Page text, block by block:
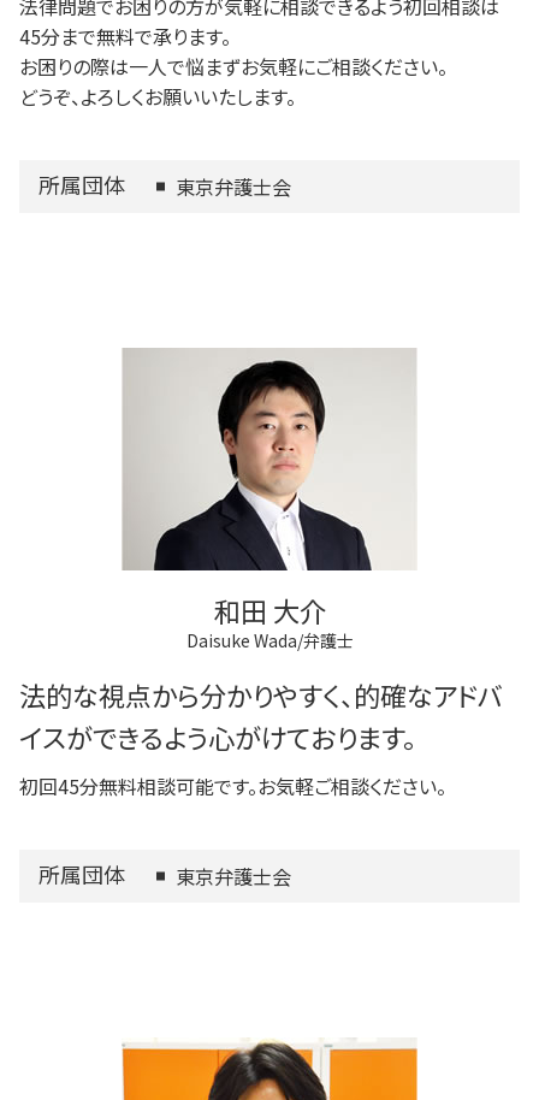
45分まで無料で承ります。
お困りの際は一人で悩まずお気軽にご相談ください。
どうぞ、よろしくお願いいたします。
所属団体 東京弁護士会
和田 大介
Daisuke Wada/弁護士
法的な視点から分かりやすく、的確なアドバ
イスができるよう心がけております。
初回45分無料相談可能です。お気軽ご相談ください。
所属団体 東京弁護士会